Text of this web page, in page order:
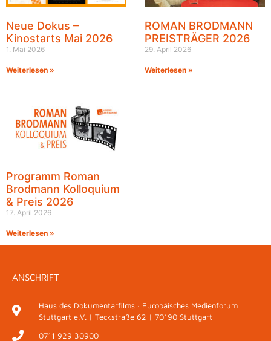
Neue Dokus –
Kinostarts Mai 2026
1. Mai 2026
Weiterlesen »
ROMAN BRODMANN
PREISTRÄGER 2026
29. April 2026
Weiterlesen »
Programm Roman
Brodmann Kolloquium
& Preis 2026
17. April 2026
Weiterlesen »
ANSCHRIFT
Haus des Dokumentarfilms · Europäisches Medienforum
Stuttgart e.V. | Teckstraße 62 | 70190 Stuttgart
0711 929 30900